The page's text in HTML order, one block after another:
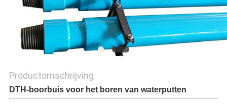
Productomschrijving
DTH-boorbuis voor het boren van waterputten